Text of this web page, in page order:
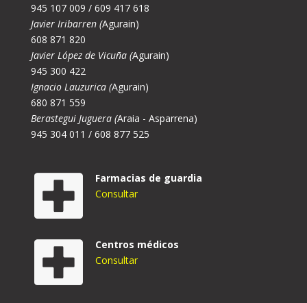
945 107 009 / 609 417 618
Javier Iribarren (Agurain)
608 871 820
Javier López de Vicuña (Agurain)
945 300 422
Ignacio Lauzurica (Agurain)
680 871 559
Berastegui Juguera (Araia - Asparrena)
945 304 011 / 608 877 525
Farmacias de guardia
Consultar
Centros médicos
Consultar